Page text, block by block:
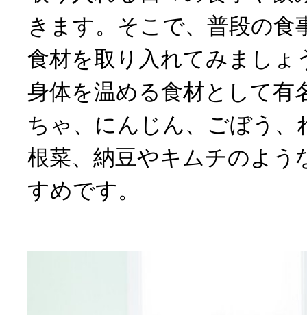
きます。そこで、普段の食
食材を取り入れてみましょ
身体を温める食材として有
ちゃ、にんじん、ごぼう
根菜、納豆やキムチのよう
すめです。